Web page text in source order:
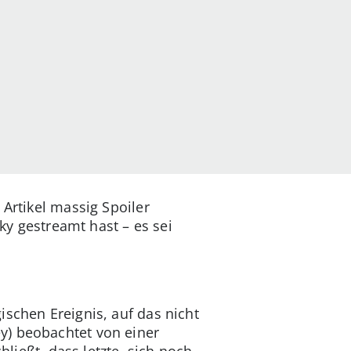
massig Spoiler
gestreamt hast – es sei
Ereignis, auf das nicht
beobachtet von einer